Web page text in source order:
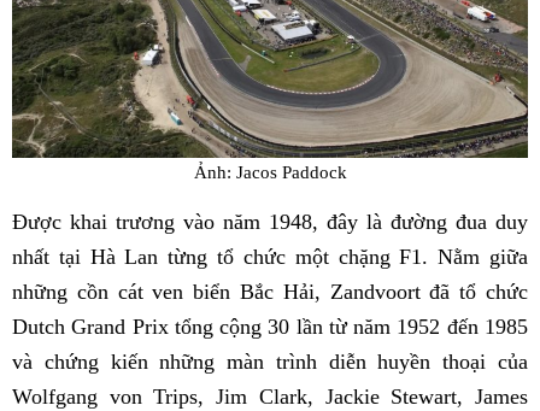
Ảnh: Jacos Paddock
Được khai trương vào năm 1948, đây là đường đua duy
nhất tại Hà Lan từng tổ chức một chặng F1. Nằm giữa
những cồn cát ven biển Bắc Hải, Zandvoort đã tổ chức
Dutch Grand Prix tổng cộng 30 lần từ năm 1952 đến 1985
và chứng kiến những màn trình diễn huyền thoại của
Wolfgang von Trips, Jim Clark, Jackie Stewart, James